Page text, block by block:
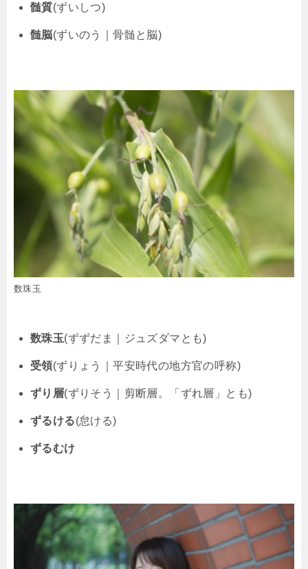
髄質(ずいしつ)
髄脳(ずいのう｜骨髄と脳)
数珠玉
数珠玉(ずずだま｜ジュズダマとも)
受領(ずりょう｜平安時代の地方官の呼称)
ずり層(ずりそう｜剪断層。「ずれ層」とも)
ずるける(怠ける)
ずるむけ